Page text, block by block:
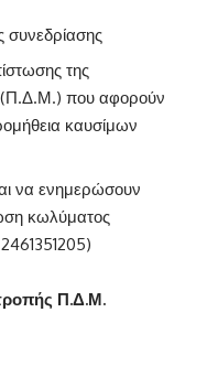
συνεδρίασης
της
(Π.Δ.Μ.) που αφορούν
καυσίμων
να ενημερώσουν
κωλύματος
Π.Δ.Μ.